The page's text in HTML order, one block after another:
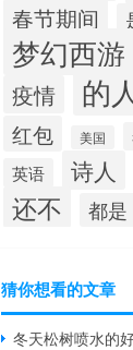
春节期间
梦幻西游
疫情 的
红包 美国
英语 诗人
还不 都是
猜你想看的文章
冬天松树喷水的